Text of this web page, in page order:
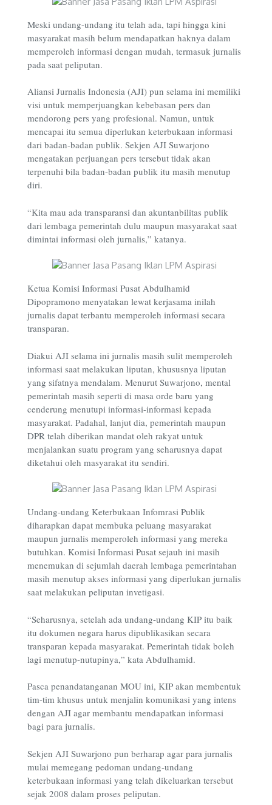
Meski undang-undang itu telah ada, tapi hingga kini
masyarakat masih belum mendapatkan haknya dalam
memperoleh informasi dengan mudah, termasuk jurnalis
pada saat peliputan.
Aliansi Jurnalis Indonesia (AJI) pun selama ini memiliki
visi untuk memperjuangkan kebebasan pers dan
mendorong pers yang profesional. Namun, untuk
mencapai itu semua diperlukan keterbukaan informasi
dari badan-badan publik. Sekjen AJI Suwarjono
mengatakan perjuangan pers tersebut tidak akan
terpenuhi bila badan-badan publik itu masih menutup
diri.
“Kita mau ada transparansi dan akuntanbilitas publik
dari lembaga pemerintah dulu maupun masyarakat saat
dimintai informasi oleh jurnalis,” katanya.
Ketua Komisi Informasi Pusat Abdulhamid
Dipopramono menyatakan lewat kerjasama inilah
jurnalis dapat terbantu memperoleh informasi secara
transparan.
Diakui AJI selama ini jurnalis masih sulit memperoleh
informasi saat melakukan liputan, khususnya liputan
yang sifatnya mendalam. Menurut Suwarjono, mental
pemerintah masih seperti di masa orde baru yang
cenderung menutupi informasi-informasi kepada
masyarakat. Padahal, lanjut dia, pemerintah maupun
DPR telah diberikan mandat oleh rakyat untuk
menjalankan suatu program yang seharusnya dapat
diketahui oleh masyarakat itu sendiri.
Undang-undang Keterbukaan Infomrasi Publik
diharapkan dapat membuka peluang masyarakat
maupun jurnalis memperoleh informasi yang mereka
butuhkan. Komisi Informasi Pusat sejauh ini masih
menemukan di sejumlah daerah lembaga pemerintahan
masih menutup akses informasi yang diperlukan jurnalis
saat melakukan peliputan invetigasi.
“Seharusnya, setelah ada undang-undang KIP itu baik
itu dokumen negara harus dipublikasikan secara
transparan kepada masyarakat. Pemerintah tidak boleh
lagi menutup-nutupinya,” kata Abdulhamid.
Pasca penandatanganan MOU ini, KIP akan membentuk
tim-tim khusus untuk menjalin komunikasi yang intens
dengan AJI agar membantu mendapatkan informasi
bagi para jurnalis.
Sekjen AJI Suwarjono pun berharap agar para jurnalis
mulai memegang pedoman undang-undang
keterbukaan informasi yang telah dikeluarkan tersebut
sejak 2008 dalam proses peliputan.